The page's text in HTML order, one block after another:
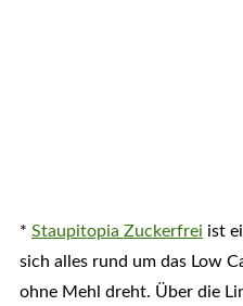
* Staupitopia Zuckerfrei ist
sich alles rund um das Low
ohne Mehl dreht. Über die